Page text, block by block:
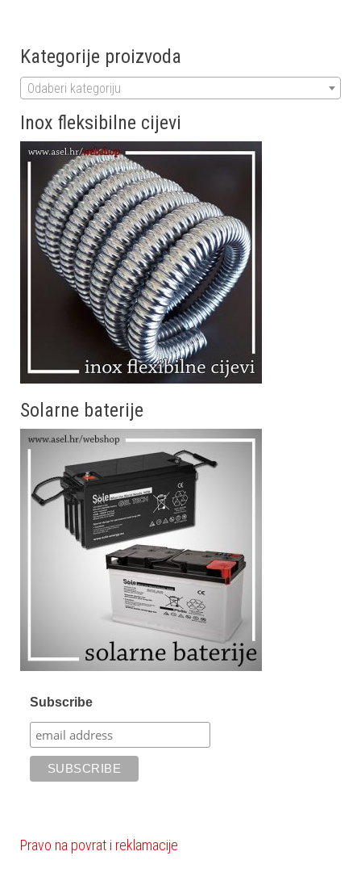
Kategorije proizvoda
Odaberi kategoriju
Inox fleksibilne cijevi
Solarne baterije
Subscribe
Pravo na povrat i reklamacije